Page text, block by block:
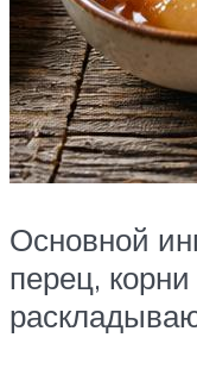
Основной
перец,